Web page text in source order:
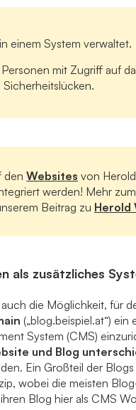
einem System verwaltet.
mit Zugriff auf
den Websites von
werden! Mehr
Beitrag zu Herold
als zusätzliches
die Möglichkeit, für
(„blog.beispiel.at“) ein
System (CMS)
und Blog
Ein Großteil der
wobei die meisten
Blog hier als CMS